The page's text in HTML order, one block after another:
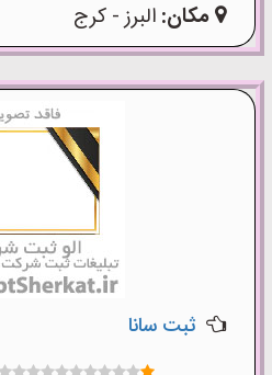
مکان: البرز - کرج
ثبت سانا